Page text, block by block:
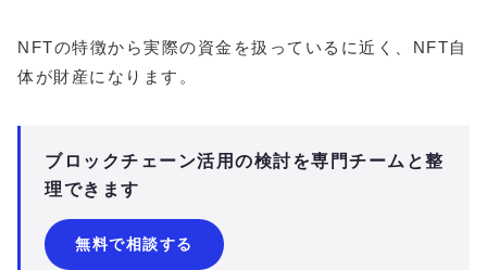
NFTの特徴から実際の資金を扱っているに近く、NFT自
体が財産になります。
ブロックチェーン活用の検討を専門チームと整
理できます
無料で相談する